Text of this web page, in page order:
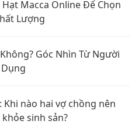
Macca Online Để Chọn
Lượng
Góc Nhìn Từ Người
nào hai vợ chồng nên
sinh sản?